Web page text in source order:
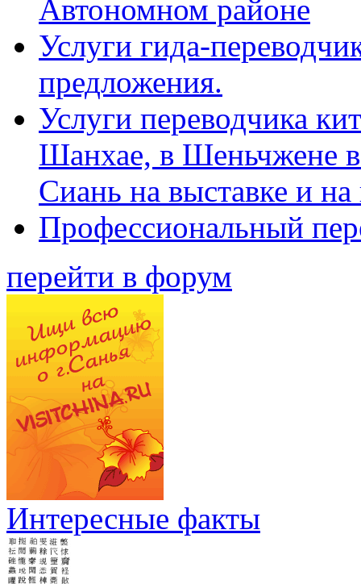
Автономном районе
Услуги гида-
предложения.
Услуги переводчика
Шанхае, в Шеньчжене
Сиань на выставке и
Профессиональный
перейти в форум
Интересные факты